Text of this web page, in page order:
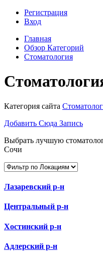
Регистрация
Вход
Главная
Обзор Категорий
Стоматология
Категория сайта
Добавить Сюда Запись
Выбрать лучшую
Сочи
Лазаревский р-н
Центральный р-н
Хостинский р-н
Адлерский р-н